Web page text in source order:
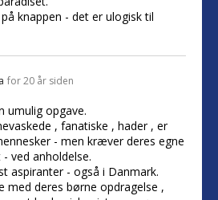
knappen - det er ulogisk til
for 20 år siden
umulig opgave.
, fanatiske , hader , er
- men kræver deres egne
ved anholdelse.
aspiranter - også i Danmark.
med deres børne opdragelse ,